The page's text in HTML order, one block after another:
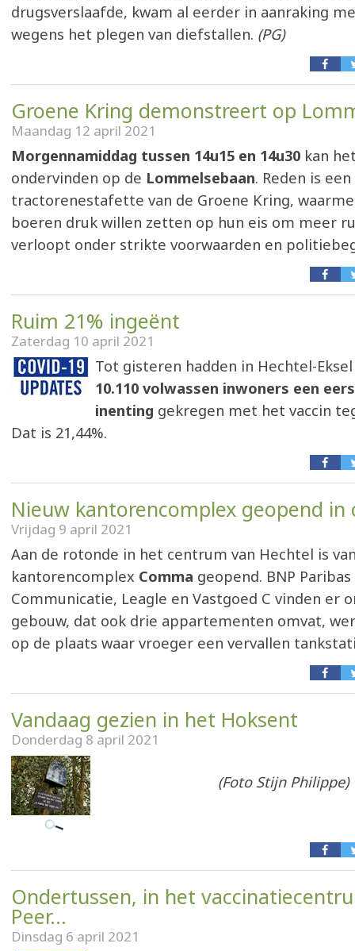
drugsverslaafde, kwam al eerder in aanraking
wegens het plegen van diefstallen. (PG)
Groene Kring demonstreert op
Maandag 12 april 2021
Morgennamiddag tussen 14u15 en 14u30 kan
ondervinden op de Lommelsebaan. Reden is een
tractorenestafette van de Groene Kring,
boeren druk willen zetten op hun eis om meer
verloopt onder strikte voorwaarden en
Ruim 21% ingeënt
Zaterdag 10 april 2021
Tot gisteren hadden in Hechtel-
10.110 volwassen inwoners een
inenting gekregen met het vaccin
Dat is 21,44%.
Nieuw kantorencomplex geopend in
Vrijdag 9 april 2021
Aan de rotonde in het centrum van Hechtel is
kantorencomplex Comma geopend. BNP Paribas
Communicatie, Leagle en Vastgoed C vinden er
gebouw, dat ook drie appartementen omvat,
op de plaats waar vroeger een vervallen
Vandaag gezien in het Hoksent
Donderdag 8 april 2021
(Foto Stijn Philippe)
Ondertussen, in het
Peer...
Dinsdag 6 april 2021